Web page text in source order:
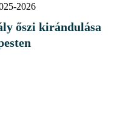
2026
őszi kirándulása